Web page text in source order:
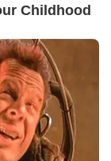
sobre lo que
de
a un